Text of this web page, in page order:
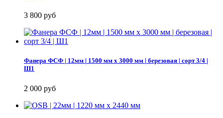
3 800 руб
Фанера ФСФ | 12мм | 1500 мм х 3000 мм | березовая | сорт 3/4 |
Ш1
2 000 руб